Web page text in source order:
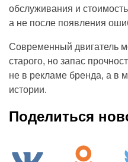
обслуживания и
а не после появления
Современный двигатель
старого, но запас
не в рекламе бренда, а в
истории.
Поделиться